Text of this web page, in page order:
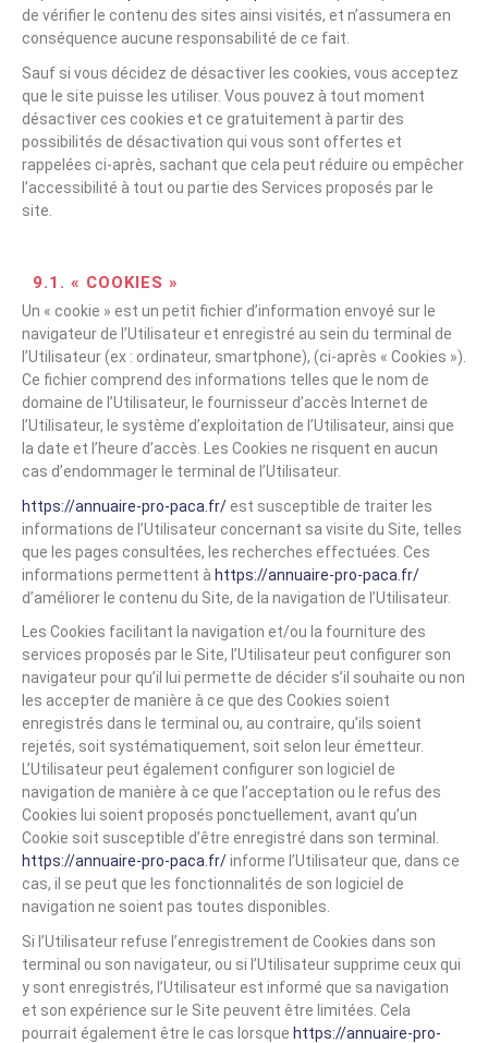
de vérifier le contenu des sites ainsi visités, et n’assumera en
conséquence aucune responsabilité de ce fait.
Sauf si vous décidez de désactiver les cookies, vous acceptez
que le site puisse les utiliser. Vous pouvez à tout moment
désactiver ces cookies et ce gratuitement à partir des
possibilités de désactivation qui vous sont offertes et
rappelées ci-après, sachant que cela peut réduire ou empêcher
l’accessibilité à tout ou partie des Services proposés par le
site.
9.1. « COOKIES »
Un « cookie » est un petit fichier d’information envoyé sur le
navigateur de l’Utilisateur et enregistré au sein du terminal de
l’Utilisateur (ex : ordinateur, smartphone), (ci-après « Cookies »).
Ce fichier comprend des informations telles que le nom de
domaine de l’Utilisateur, le fournisseur d’accès Internet de
l’Utilisateur, le système d’exploitation de l’Utilisateur, ainsi que
la date et l’heure d’accès. Les Cookies ne risquent en aucun
cas d’endommager le terminal de l’Utilisateur.
https://annuaire-pro-paca.fr/est susceptible de traiter les
informations de l’Utilisateur concernant sa visite du Site, telles
que les pages consultées, les recherches effectuées. Ces
informations permettent à https://annuaire-pro-paca.fr/
d’améliorer le contenu du Site, de la navigation de l’Utilisateur.
Les Cookies facilitant la navigation et/ou la fourniture des
services proposés par le Site, l’Utilisateur peut configurer son
navigateur pour qu’il lui permette de décider s’il souhaite ou non
les accepter de manière à ce que des Cookies soient
enregistrés dans le terminal ou, au contraire, qu’ils soient
rejetés, soit systématiquement, soit selon leur émetteur.
L’Utilisateur peut également configurer son logiciel de
navigation de manière à ce que l’acceptation ou le refus des
Cookies lui soient proposés ponctuellement, avant qu’un
Cookie soit susceptible d’être enregistré dans son terminal.
https://annuaire-pro-paca.fr/informe l’Utilisateur que, dans ce
cas, il se peut que les fonctionnalités de son logiciel de
navigation ne soient pas toutes disponibles.
Si l’Utilisateur refuse l’enregistrement de Cookies dans son
terminal ou son navigateur, ou si l’Utilisateur supprime ceux qui
y sont enregistrés, l’Utilisateur est informé que sa navigation
et son expérience sur le Site peuvent être limitées. Cela
pourrait également être le cas lorsque https://annuaire-pro-